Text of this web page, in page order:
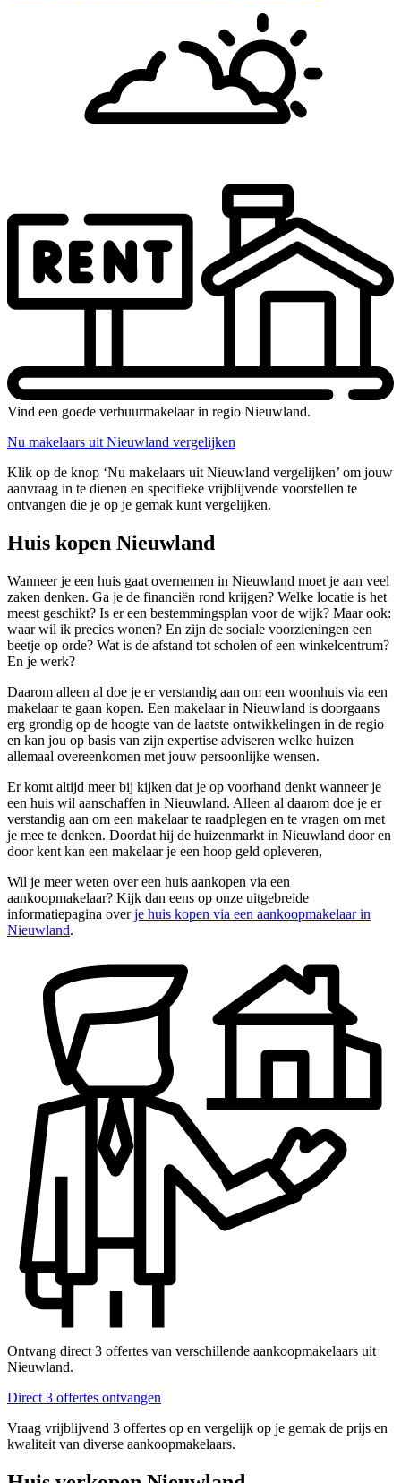
Vind een goede verhuurmakelaar in regio Nieuwland.
Nu makelaars uit Nieuwland vergelijken
Klik op de knop ‘Nu makelaars uit Nieuwland vergelijken’ om jouw
aanvraag in te dienen en specifieke vrijblijvende voorstellen te
ontvangen die je op je gemak kunt vergelijken.
Huis kopen Nieuwland
Wanneer je een huis gaat overnemen in Nieuwland moet je aan veel
zaken denken. Ga je de financiën rond krijgen? Welke locatie is het
meest geschikt? Is er een bestemmingsplan voor de wijk? Maar ook:
waar wil ik precies wonen? En zijn de sociale voorzieningen een
beetje op orde? Wat is de afstand tot scholen of een winkelcentrum?
En je werk?
Daarom alleen al doe je er verstandig aan om een woonhuis via een
makelaar te gaan kopen. Een makelaar in Nieuwland is doorgaans
erg grondig op de hoogte van de laatste ontwikkelingen in de regio
en kan jou op basis van zijn expertise adviseren welke huizen
allemaal overeenkomen met jouw persoonlijke wensen.
Er komt altijd meer bij kijken dat je op voorhand denkt wanneer je
een huis wil aanschaffen in Nieuwland. Alleen al daarom doe je er
verstandig aan om een makelaar te raadplegen en te vragen om met
je mee te denken. Doordat hij de huizenmarkt in Nieuwland door en
door kent kan een makelaar je een hoop geld opleveren,
Wil je meer weten over een huis aankopen via een
aankoopmakelaar? Kijk dan eens op onze uitgebreide
informatiepagina overje huis kopen via een aankoopmakelaar in
Nieuwland.
Ontvang direct 3 offertes van verschillende aankoopmakelaars uit
Nieuwland.
Direct 3 offertes ontvangen
Vraag vrijblijvend 3 offertes op en vergelijk op je gemak de prijs en
kwaliteit van diverse aankoopmakelaars.